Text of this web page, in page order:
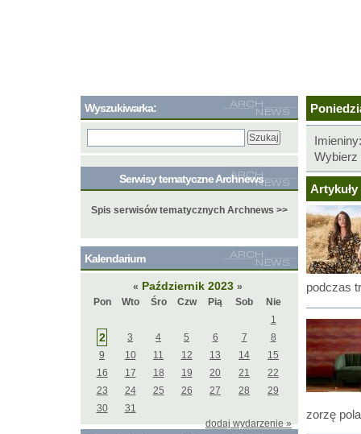
Wybierz
podczas
zorzę
Wyszukiwarka:
Serwisy tematyczne Archnews
Spis serwisów tematycznych Archnews >>
Kalendarium
« Październik 2023 »
Pon
Wto Śro Czw Pią Sob
Nie
1
2 3 4 5 6 7
8
9
10 11 12 13 14
15
16
17 18 19 20 21
22
23
24 25 26 27 28
29
30
31
dodaj wydarzenie »